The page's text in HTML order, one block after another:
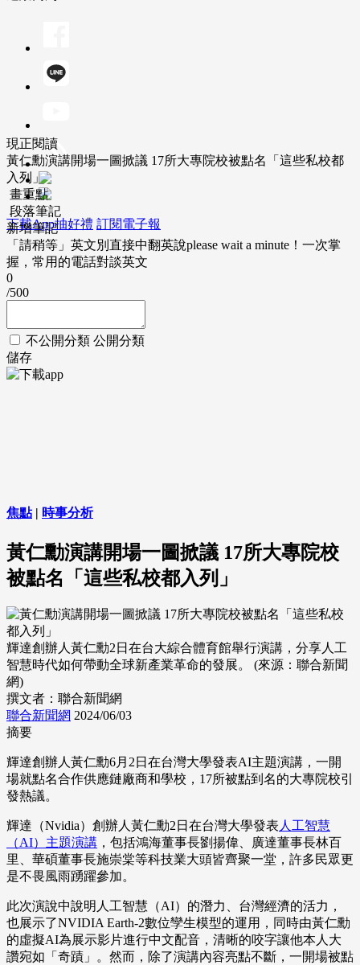
下載App抽好禮 訂閱電子報
現正閱讀
黃仁勳演講開場一圖掀議 17所大專院校被點名「這些私校都
入列」
畫重點
段落筆記
新增筆記
「請稍等」英文別直接中翻英說please wait a minute！一次掌
握，常用的電話對談英文
0
/500
不公開分類 公開分類
儲存
焦點| 時事分析
黃仁勳演講開場一圖掀議 17所大專院校
被點名「這些私校都入列」
輝達創辦人黃仁勳2日在台大綜合體育館舉行演講，分享人工
智慧時代如何帶動全球新產業革命的發展。 (來源：聯合新聞
網)
撰文者：聯合新聞網
聯合新聞網 2024/06/03
摘要
輝達創辦人黃仁勳6月2日在台灣大學發表AI主題演講，一開
場就點名合作供應鏈廠商和學校，17所被點到名的大專院校引
發熱議。
輝達（Nvidia）創辦人黃仁勳2日在台灣大學發表人工智慧
（AI）主題演講 ，包括鴻海董事長劉揚偉、廣達董事長林百
里、華碩董事長施崇棠等科技業大頭皆齊聚一堂，許多民眾更
是不畏風雨踴躍參加。
此次演說中說明人工智慧（AI）的潛力、台灣經濟的活力，
也展示了NVIDIA Earth-2數位孿生模型的運用，同時由黃仁勳
的虛擬AI為展示影片進行中文配音，清晰的咬字讓他本人大
讚宛如「奇蹟」。然而，除了演講內容亮點不斷，一開場被點